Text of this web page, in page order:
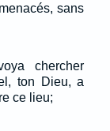
sans
chercher
ton Dieu, a
ce lieu;